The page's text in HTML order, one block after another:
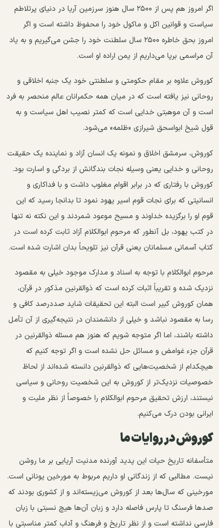
اگر امروز هم پس از ۲۵۰۰ سال هنوز سرزمین آریا در دنیای پرتلاطم
سیاست و قوانین اکل و ماکول خود را محفوظ داشته است و اگر
امروز بحق خاطره ۲۵۰۰ سال سلطنت خود را جشن می‌گیریم و به یاد
آن مراسمی برپا می‌داریم از یمن اراده او است.
کوروش علاوه بر مقام حکومتی و سلطنتی خود یک جنبه اخلاقی و
روحانی نیز یافته است که در میان همه حکمرانان عالم منحصر به فرد
است و آن موهبتی خدایی است که کمتر نصیب اهل سیاست و به
قول شیخ ابواسحق شیرازی «ظلمه» می‌شود.
کوروش، سرمشق اخلاق و نمونه یک انسان آزاد و نماینده یک حقیقت
روحانی و خدایی یعنی وسیله نجات بندگانش از بردگی و اسارت بود.
کوروش با رفتاری که در برابر اقوام مغلوب داشت و با فداکاری و
انسانیتی که برای نجات قوم اسیر یهود نمود تا بدانجا رسید که این
قوم او را برگزیده خداوند و مسیح موعود شمردند و این نکته نه تنها
در کتب یهود، بل آنطور که مرحوم ابوالکلام آزاد ثابت کرده است در
کتاب آسمانی مسلمانان یعنی قرآن نیز تلویحاً بدان اشارت شده است.
مرحوم ابوالکلام با توجه به اسناد و مدارک موجود خیلی به مقصود
نزدیک شده و تقریباً اثبات کرده است که ذوالقرنین مذکور در قرآن،‌‌
همان کوروش کبیر است البته این تحقیقات شاید صددرصد کافی و
رسا به مقصود نباشد و خیلی از دانشمندان در نتیجه‌گیری از آن تأمل
داشته باشند، اما اگر متوجه شویم که هنوز هم مسئله ذوالقرنین در
قرآن جزء غوامض و مسائل حل نشده است و اگر توجه کنیم که
هیچکدام از شخصیت‌هایی که ذوالقرنین دانسته شده‌اند از لحاظ
خصوصیات نزدیک‌تر از کوروش به این شخصیت روحانی و سیاسی
نیستند، ارزش تحقیق مرحوم ابوالکلام را خصوصاً از نظر ملیت و
ایرانی بودن درک می‌کنیم.
کوروش در روایات ما
متأسفانه تاریخ حیات این پدید آورنده مدنیت آریایی بر ما روشن
نیست. مطالبی که از زندگانی او داریم مربوط به مورخین یونانی است.
مورخینی که سال‌ها بعد از کوروش می‌زیسته‌اند و از کشوری بودند که
صد‌ها فرسنگ تا پارس فاصله دارد و زبان آن‌ها هیچ نسبتی با زبان
فارسی نداشته است و از نظر تاریخ و فرهنگ و آداب کمتر مناسبتی با